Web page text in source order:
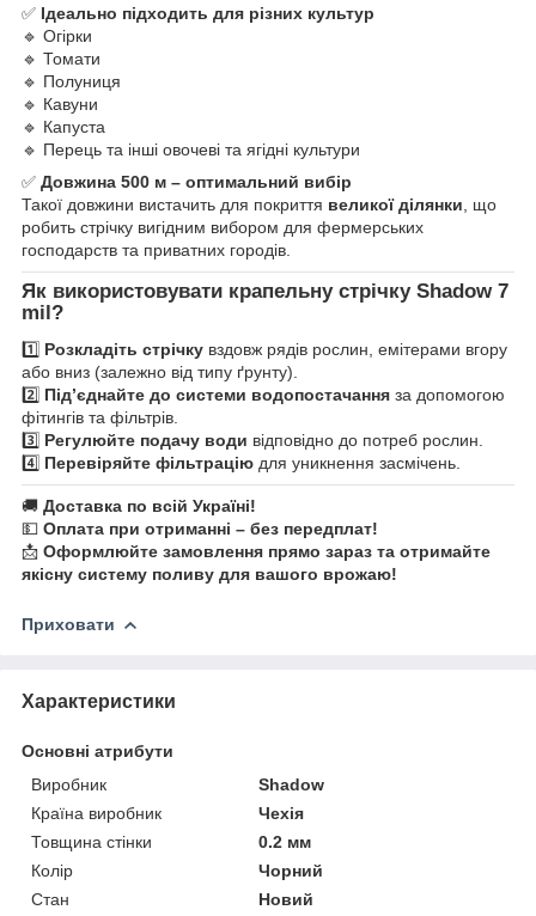
✅ Ідеально підходить для різних культур
🔹 Огірки
🔹 Томати
🔹 Полуниця
🔹 Кавуни
🔹 Капуста
🔹 Перець та інші овочеві та ягідні культури
✅ Довжина 500 м – оптимальний вибір
Такої довжини вистачить для покриття великої ділянки , що
робить стрічку вигідним вибором для фермерських
господарств та приватних городів.
Як використовувати крапельну стрічку Shadow 7
mil?
1️⃣ Розкладіть стрічку вздовж рядів рослин, емітерами вгору
або вниз (залежно від типу ґрунту).
2️⃣ Під’єднайте до системи водопостачання за допомогою
фітингів та фільтрів.
3️⃣ Регулюйте подачу води відповідно до потреб рослин.
4️⃣ Перевіряйте фільтрацію для уникнення засмічень.
🚚 Доставка по всій Україні!
💵 Оплата при отриманні – без передплат!
📩 Оформлюйте замовлення прямо зараз та отримайте
якісну систему поливу для вашого врожаю!
Приховати
Характеристики
Основні атрибути
Виробник
Shadow
Країна виробник
Чехія
Товщина стінки
0.2 мм
Колір
Чорний
Стан
Новий